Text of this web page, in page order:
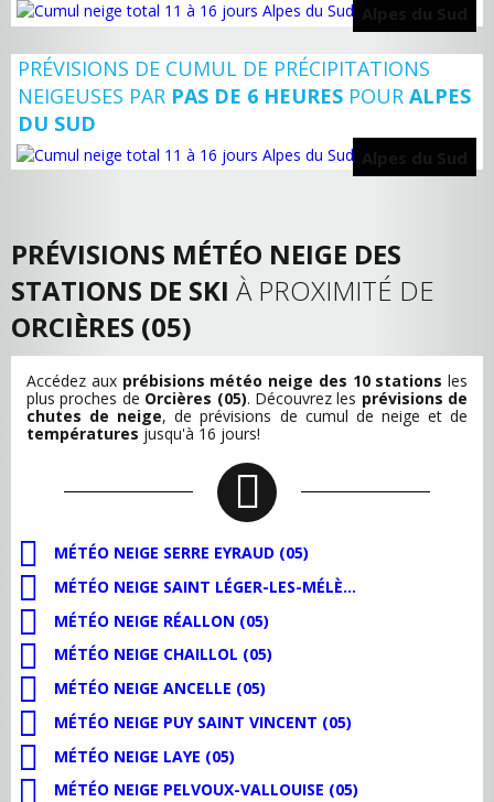
Alpes du Sud
PRÉVISIONS DE CUMUL DE PRÉCIPITATIONS
NEIGEUSES PAR PAS DE 6 HEURES POUR ALPES
DU SUD
Alpes du Sud
PRÉVISIONS MÉTÉO NEIGE DES
STATIONS DE SKI À PROXIMITÉ DE
ORCIÈRES (05)
Accédez aux prébisions météo neige des 10 stations les
plus proches de Orcières (05). Découvrez les prévisions de
chutes de neige, deprévisions de cumul de neige et de
températures jusqu'à 16 jours!
MÉTÉO NEIGE SERRE EYRAUD (05)
MÉTÉO NEIGE SAINT LÉGER-LES-MÉLÈZES (05)
MÉTÉO NEIGE RÉALLON (05)
MÉTÉO NEIGE CHAILLOL (05)
MÉTÉO NEIGE ANCELLE (05)
MÉTÉO NEIGE PUY SAINT VINCENT (05)
MÉTÉO NEIGE LAYE (05)
MÉTÉO NEIGE PELVOUX-VALLOUISE (05)